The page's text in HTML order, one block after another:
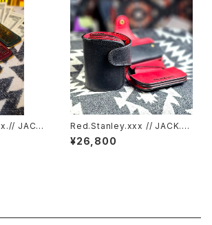
JACK.
Red.Stanley.xxx // JACK.RI
DE.SSW
¥26,800